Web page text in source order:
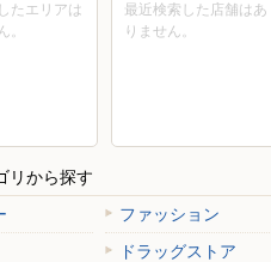
たエリアは
。
最近検索した店舗はあ
りません。
リから探す
ファッション
ドラッグストア